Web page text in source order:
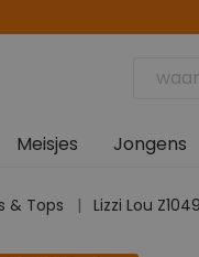
Meisjes Jongens
& Tops Lizzi Lou